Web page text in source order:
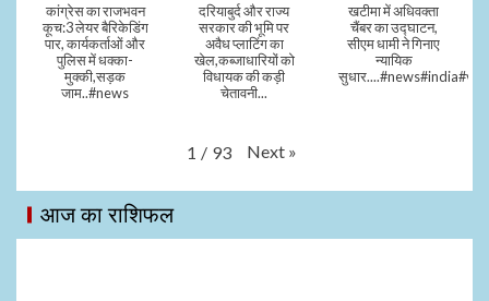
कांग्रेस का राजभवन
कूच:3 लेयर बैरिकेडिंग
पार, कार्यकर्ताओं और
पुलिस में धक्का-
मुक्की,सड़क
जाम..#news
दरियाबुर्द और राज्य
सरकार की भूमि पर
अवैध प्लाटिंग का
खेल,कब्जाधारियों को
विधायक की कड़ी
चेतावनी...
खटीमा में अधिवक्ता
चैंबर का उद्घाटन,
सीएम धामी ने गिनाए
न्यायिक
1 / 93 Next »
आज का राशिफल